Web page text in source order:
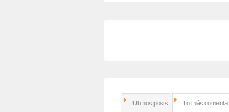
Ultimos posts Lo más